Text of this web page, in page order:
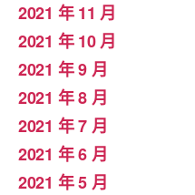
2021 年 11 月
2021 年 10 月
2021 年 9 月
2021 年 8 月
2021 年 7 月
2021 年 6 月
2021 年 5 月